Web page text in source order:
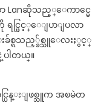
ကာ
ဝမ်းနည်း
ရှာ
မိန်းကလ
ာ Lanဆိုသည့္ေကာင္မေ
င္ဖြင့္ေျပာျပလာ
ခ်စ္ရသည့္ခ်စ္သူေလးႏွင့္
ပါတယ္။
ပြန္းျဖစ္သူက အၿမဲတ